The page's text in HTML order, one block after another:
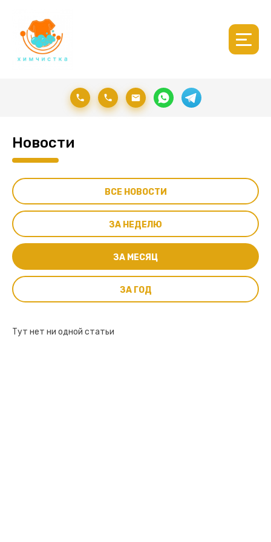
Новости
ВСЕ НОВОСТИ
ЗА НЕДЕЛЮ
ЗА МЕСЯЦ
ЗА ГОД
Тут нет ни одной статьи